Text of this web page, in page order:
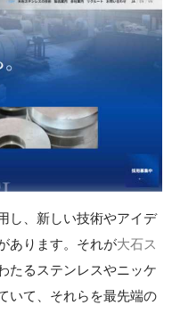
し、新しい技術やアイデ
あります。それが大石ス
たるステンレスやニッケ
いて、それらを最先端の